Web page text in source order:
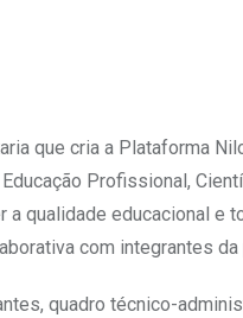
que cria a Plataforma
Profissional,
qualidade educacional
com integrantes
quadro técnico-